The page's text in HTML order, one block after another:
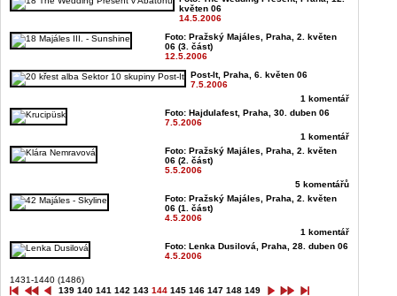
květen 06
14.5.2006
Foto: Pražský Majáles, Praha, 2. květen
06 (3. část)
12.5.2006
Post-It, Praha, 6. květen 06
7.5.2006
1 komentář
Foto: Hajdulafest, Praha, 30. duben 06
7.5.2006
1 komentář
Foto: Pražský Majáles, Praha, 2. květen
06 (2. část)
5.5.2006
5 komentářů
Foto: Pražský Majáles, Praha, 2. květen
06 (1. část)
4.5.2006
1 komentář
Foto: Lenka Dusilová, Praha, 28. duben 06
4.5.2006
1431-1440 (1486)
139 140 141 142 143 144 145 146 147 148 149